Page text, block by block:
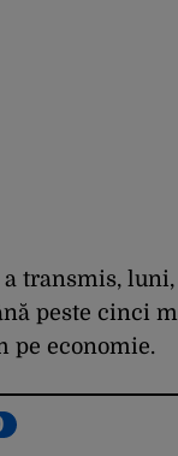
transmis,
peste cinci
pe economie.